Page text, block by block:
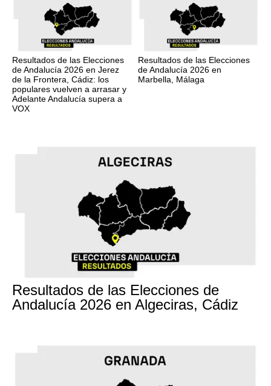
Resultados de las Elecciones
de Andalucía 2026 en Jerez
de la Frontera, Cádiz: los
populares vuelven a arrasar y
Adelante Andalucía supera a
VOX
Resultados de las Elecciones
de Andalucía 2026 en
Marbella, Málaga
Resultados de las Elecciones de
Andalucía 2026 en Algeciras, Cádiz